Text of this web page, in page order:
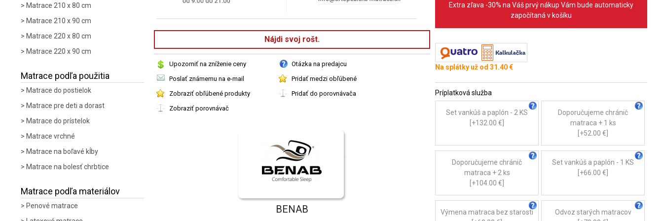
Matrace 210 x 80 cm
Matrace 210 x 90 cm
Matrace 220 x 80 cm
Matrace 220 x 90 cm
Matrace podľa použitia
Matrace do postielok
Matrace pre deti a dorast
Matrace do prístelok
Matrace vrchné
Matrace na boľavé kĺby
Matrace na bolesť chrbtice
Matrace podľa materiálov
Penové matrace
Nájdi svoj rošt.
Upozorniť na zníženie ceny
Otázka na predajcu
Poslať známemu na e-mail
Pridať medzi obľúbené
Zobraziť obľúbené produkty
Pridať do porovnávača
Zobraziť porovnávač
BENAB
Extra zľava -30% na Váš prvý nákup Vám bude automaticky
započítaná v košíku
Na splátky už od 31.40 €
Príplatková služba
Set vankúš a paplón - 2 KS
[+132.00 €]
Doporučujeme chránič
matraca + 1 ks
[+52.00 €]
Doporučujeme chránič
matraca + 2 ks
[+104.00 €]
Set vankúš a paplón - 1 KS
[+66.00 €]
Výmena matraca bez starosti
Odvoz starých matracov